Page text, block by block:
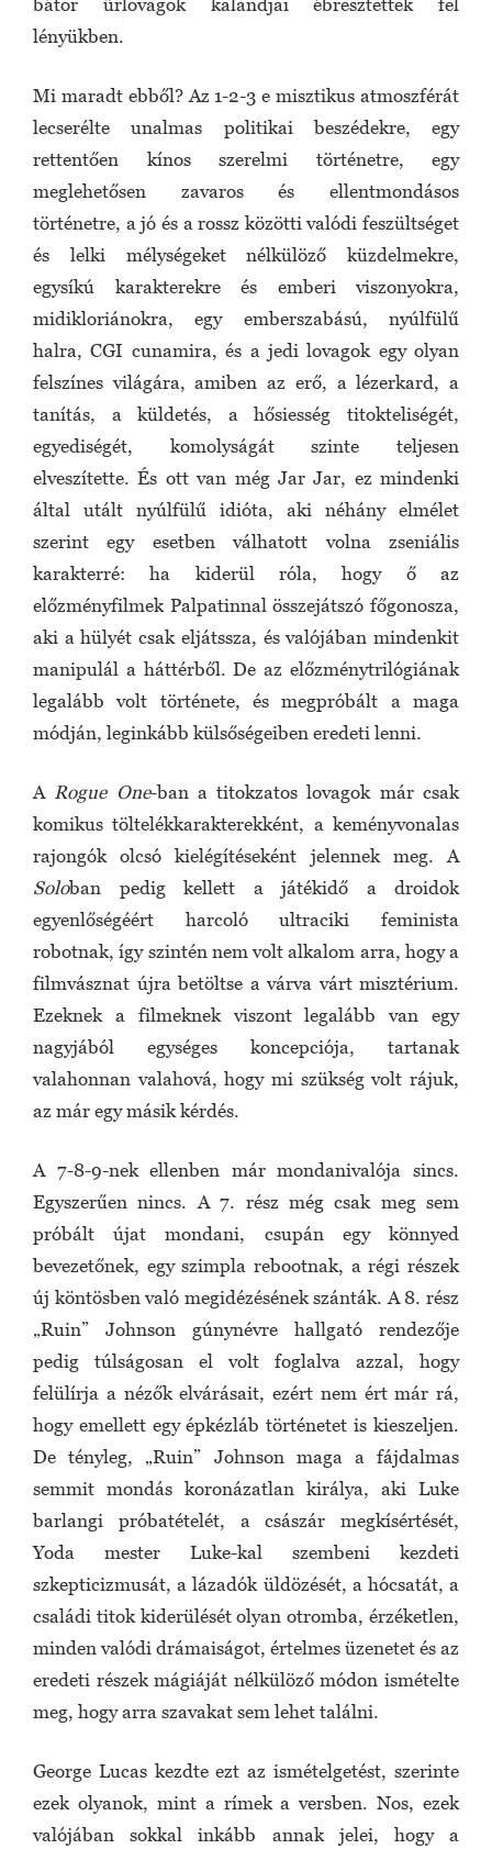
bátor űrlovagok kalandjai ébresztettek fel
lényükben.
Mi maradt ebből? Az 1-2-3 e misztikus atmoszférát
lecserélte unalmas politikai beszédekre, egy
rettentően kínos szerelmi történetre, egy
meglehetősen zavaros és ellentmondásos
történetre, a jó és a rossz közötti valódi feszültséget
és lelki mélységeket nélkülöző küzdelmekre,
egysíkú karakterekre és emberi viszonyokra,
midikloriánokra, egy emberszabású, nyúlfülű
halra, CGI cunamira, és a jedi lovagok egy olyan
felszínes világára, amiben az erő, a lézerkard, a
tanítás, a küldetés, a hősiesség titokteliségét,
egyediségét, komolyságát szinte teljesen
elveszítette. És ott van még Jar Jar, ez mindenki
által utált nyúlfülű idióta, aki néhány elmélet
szerint egy esetben válhatott volna zseniális
karakterré: ha kiderül róla, hogy ő az
előzményfilmek Palpatinnal összejátszó főgonosza,
aki a hülyét csak eljátssza, és valójában mindenkit
manipulál a háttérből. De az előzménytrilógiának
legalább volt története, és megpróbált a maga
módján, leginkább külsőségeiben eredeti lenni.
A Rogue One-ban a titokzatos lovagok már csak
komikus töltelékkarakterekként, a keményvonalas
rajongók olcsó kielégítéseként jelennek meg. A
Soloban pedig kellett a játékidő a droidok
egyenlőségéért harcoló ultraciki feminista
robotnak, így szintén nem volt alkalom arra, hogy a
filmvásznat újra betöltse a várva várt misztérium.
Ezeknek a filmeknek viszont legalább van egy
nagyjából egységes koncepciója, tartanak
valahonnan valahová, hogy mi szükség volt rájuk,
az már egy másik kérdés.
A 7-8-9-nek ellenben már mondanivalója sincs.
Egyszerűen nincs. A 7. rész még csak meg sem
próbált újat mondani, csupán egy könnyed
bevezetőnek, egy szimpla rebootnak, a régi részek
új köntösben való megidézésének szánták. A 8. rész
„Ruin” Johnson gúnynévre hallgató rendezője
pedig túlságosan el volt foglalva azzal, hogy
felülírja a nézők elvárásait, ezért nem ért már rá,
hogy emellett egy épkézláb történetet is kieszeljen.
De tényleg, „Ruin” Johnson maga a fájdalmas
semmit mondás koronázatlan királya, aki Luke
barlangi próbatételét, a császár megkísértését,
Yoda mester Luke-kal szembeni kezdeti
szkepticizmusát, a lázadók üldözését, a hócsatát, a
családi titok kiderülését olyan otromba, érzéketlen,
minden valódi drámaiságot, értelmes üzenetet és az
eredeti részek mágiáját nélkülöző módon ismételte
meg, hogy arra szavakat sem lehet találni.
George Lucas kezdte ezt az ismételgetést, szerinte
ezek olyanok, mint a rímek a versben. Nos, ezek
valójában sokkal inkább annak jelei, hogy a